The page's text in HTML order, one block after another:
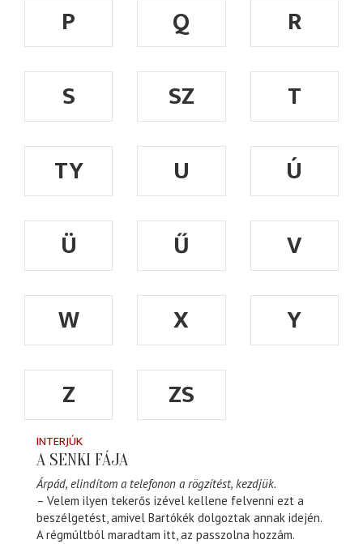
P
Q
R
S
SZ
T
TY
U
Ú
Ü
Ű
V
W
X
Y
Z
ZS
INTERJÚK
A SENKI FÁJA
Árpád, elindítom a telefonon a rögzítést, kezdjük.
– Velem ilyen tekerős izével kellene felvenni ezt a
beszélgetést, amivel Bartókék dolgoztak annak idején.
A régmúltból maradtam itt, az passzolna hozzám.